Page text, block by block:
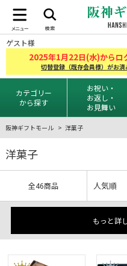
ゲスト様
2025年1月22日(水)からロ
切替登録（既存会員様）がお
カテゴリー
から探す
お祝い・
お返し・
お見舞い
阪神ギフトモール 洋菓子
洋菓子
全46商品
もっと詳